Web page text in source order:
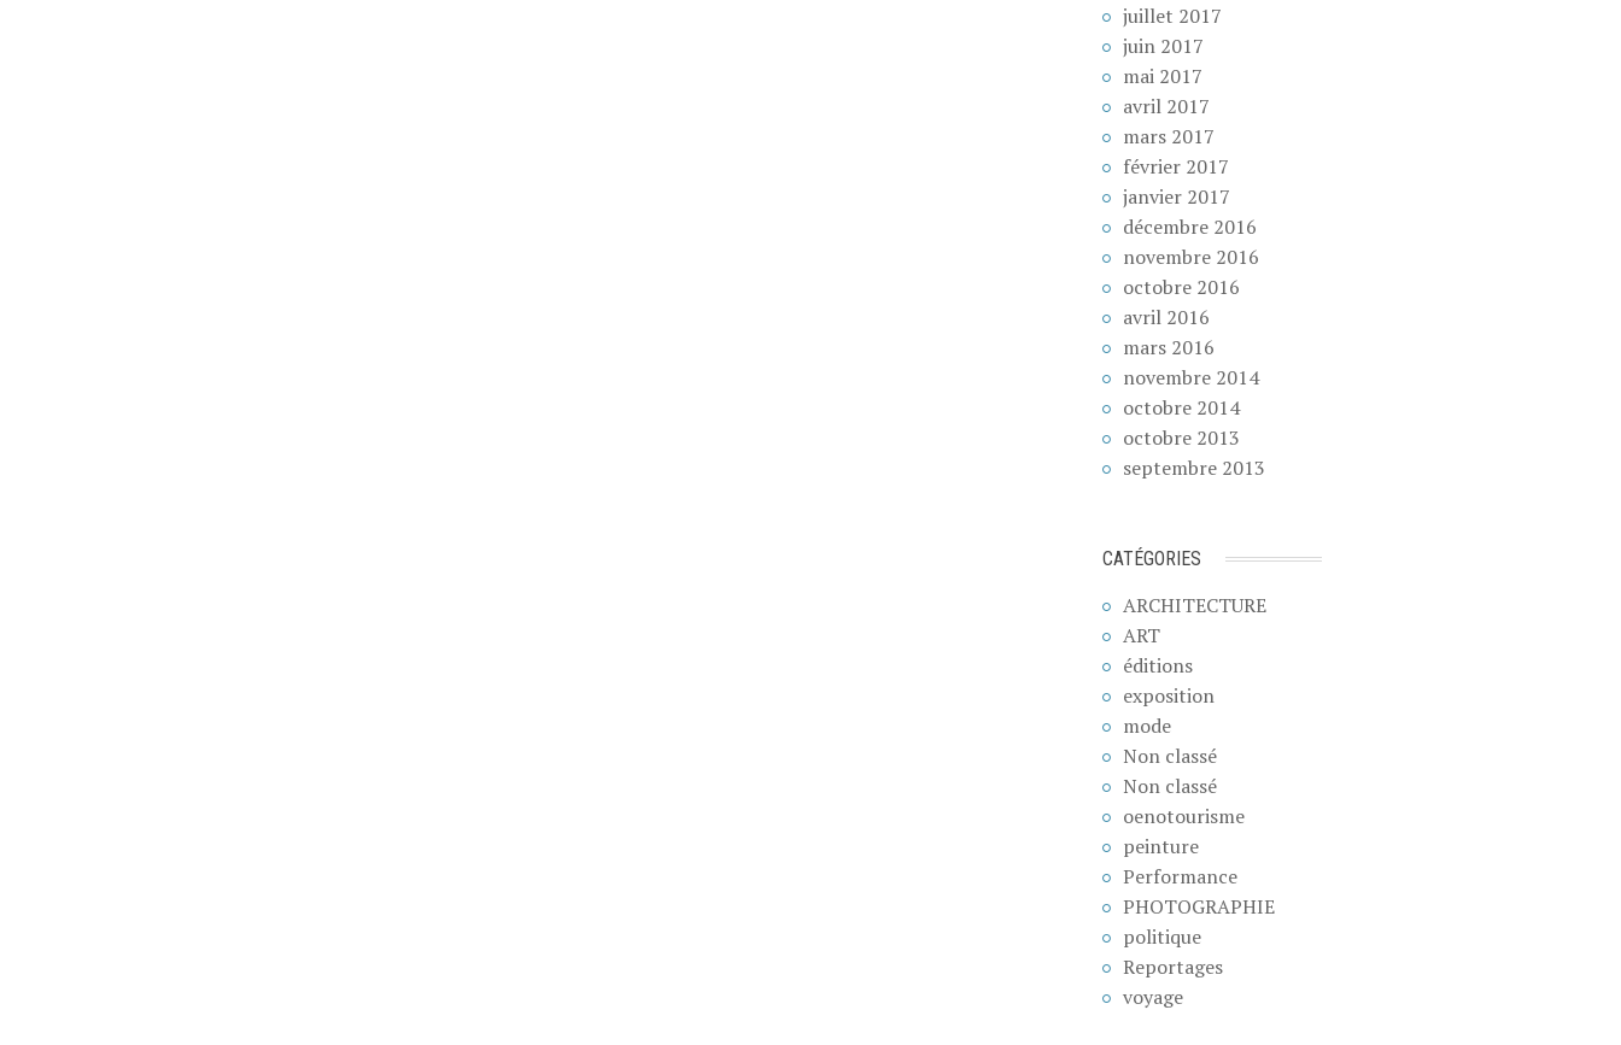
juillet 2017
juin 2017
mai 2017
avril 2017
mars 2017
février 2017
janvier 2017
décembre 2016
novembre 2016
octobre 2016
avril 2016
mars 2016
novembre 2014
octobre 2014
octobre 2013
septembre 2013
CATÉGORIES
ARCHITECTURE
ART
éditions
exposition
mode
Non classé
Non classé
oenotourisme
peinture
Performance
PHOTOGRAPHIE
politique
Reportages
voyage